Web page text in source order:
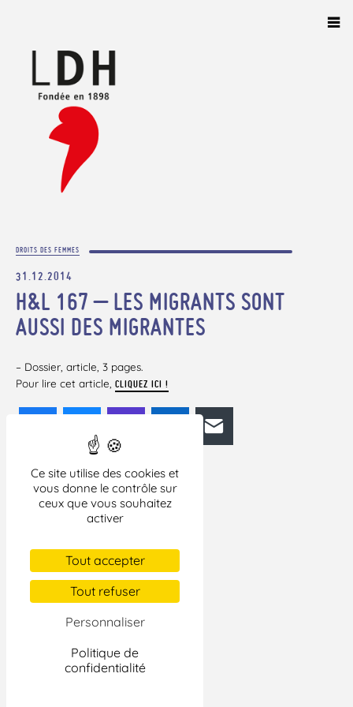
Ce site utilise des cookies et
vous donne le contrôle sur
ceux que vous souhaitez
activer
Tout accepter
Tout refuser
Personnaliser
Politique de
confidentialité
DROITS DES FEMMES
31.12.2014
H&L 167 – LES MIGRANTS SONT
AUSSI DES MIGRANTES
– Dossier, article, 3 pages.
Pour lire cet article, CLIQUEZ ICI !
MastodonLinkedIn